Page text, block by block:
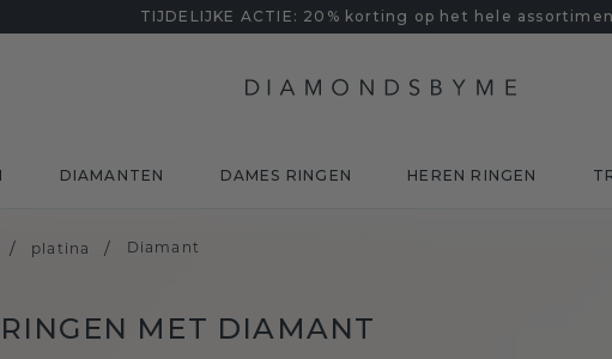
TIJDELIJKE ACTIE: 20% korting op het hele
DIAMANTEN DAMES RINGEN HEREN RINGEN
/ platina / Diamant
MET DIAMANT